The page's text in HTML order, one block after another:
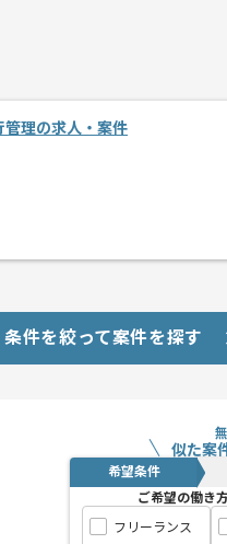
トルに携わりたい方には特に
管理の求人・案件
条件を絞って案件を探す
似た案
希望条件
ご希望の働き
フリーランス